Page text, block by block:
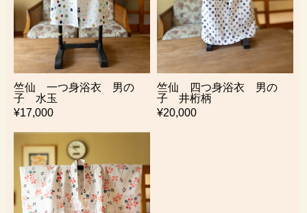
竺仙 一つ身浴衣 男の
子 水玉
¥17,000
竺仙 四つ身浴衣 男の
子 井桁柄
¥20,000